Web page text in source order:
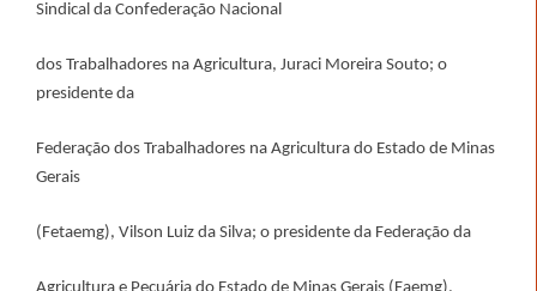
Sindical da Confederação Nacional
dos Trabalhadores na Agricultura, Juraci Moreira Souto; o
presidente da
Federação dos Trabalhadores na Agricultura do Estado de Minas
Gerais
(Fetaemg), Vilson Luiz da Silva; o presidente da Federação da